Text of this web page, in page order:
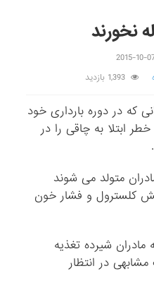
نخورند
2015-10-
1,393 بازدید
که در دوره بارداری خود
ابتلا به چاقی را در
متولد می شوند
کلسترول و فشار خون
شیرده تغذیه
در انتظار